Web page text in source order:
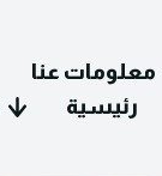
معلومات عنا
رئيسية